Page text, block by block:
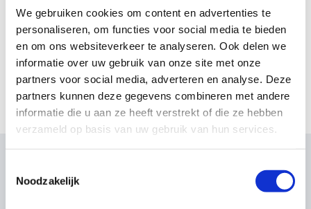
We gebruiken cookies om content en advertenties te
personaliseren, om functies voor social media te bieden
en om ons websiteverkeer te analyseren. Ook delen we
informatie over uw gebruik van onze site met onze
partners voor social media, adverteren en analyse. Deze
partners kunnen deze gegevens combineren met andere
informatie die u aan ze heeft verstrekt of die ze hebben
verzameld op basis van uw gebruik van hun services.
Noodzakelijk
Wat onze klanten zeggen